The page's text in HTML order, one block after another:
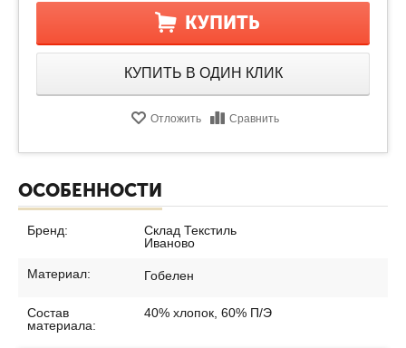
КУПИТЬ
КУПИТЬ В ОДИН КЛИК
Отложить Сравнить
ОСОБЕННОСТИ
Бренд:
Склад Текстиль
Иваново
Материал: Гобелен
Состав
материала:
40% хлопок, 60% П/Э